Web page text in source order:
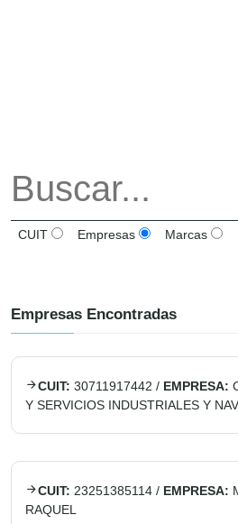
CUIT Empresas Marcas
Empresas Encontradas
CUIT: 30711917442 / EMPRESA:
Y SERVICIOS INDUSTRIALES Y
CUIT: 23251385114 / EMPRESA:
RAQUEL